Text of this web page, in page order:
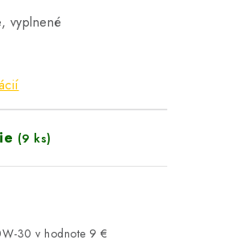
vyplnené
(9 ks)
30 v hodnote 9 €